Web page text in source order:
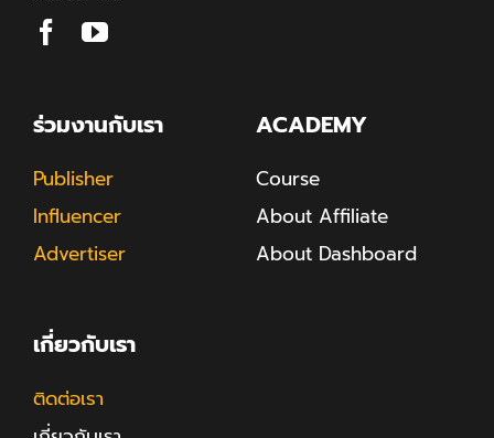
ร่วมงานกับเรา
Publisher
Influencer
Advertiser
ACADEMY
Course
About Affiliate
About Dashboard
เกี่ยวกับเรา
ติดต่อเรา